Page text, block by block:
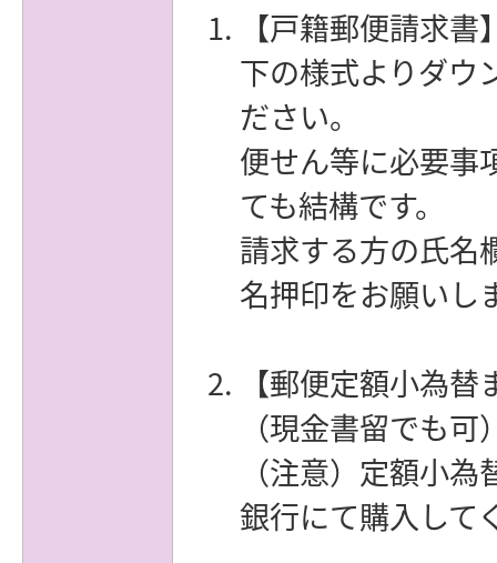
【戸籍郵便請求書
下の様式よりダウ
ださい。
便せん等に必要事
ても結構です。
請求する方の氏名
名押印をお願いし
【郵便定額小為
（現金書留でも可
（注意）定額小
銀行にて購入して